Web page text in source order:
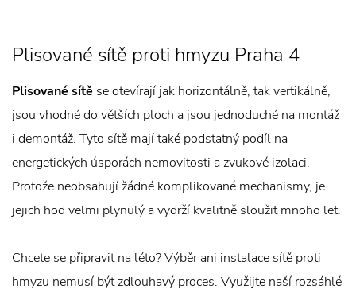
Plisované sítě proti hmyzu Praha 4
Plisované sítě se otevírají jak horizontálně, tak vertikálně,
jsou vhodné do větších ploch a jsou jednoduché na montáž
i demontáž. Tyto sítě mají také podstatný podíl na
energetických úsporách nemovitosti a zvukové izolaci.
Protože neobsahují žádné komplikované mechanismy, je
jejich hod velmi plynulý a vydrží kvalitně sloužit mnoho let.
Chcete se připravit na léto? Výběr ani instalace sítě proti
hmyzu nemusí být zdlouhavý proces. Využijte naší rozsáhlé